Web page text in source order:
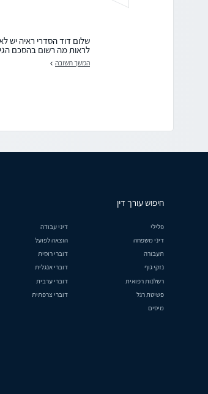
שלום דוד הסדרי ראיה יש
לראות מה רשום בהסכם
המשך תשובה
חיפוש עורך דין
פלילי
דיני עבודה
דיני משפחה
הוצאה לפועל
תעבורה
דוברי רוסית
נזקי גוף
דוברי אנגלית
רשלנות רפואית
דוברי ערבית
פשיטת רגל
דוברי צרפתית
מיסים